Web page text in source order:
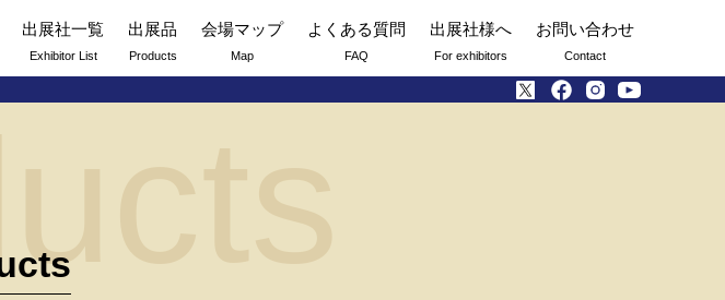
出展社一覧
Exhibitor List
出展品
Products
会場マップ
Map
よくある質問
FAQ
出展社様へ
For exhibitors
お問い合わせ
Contact